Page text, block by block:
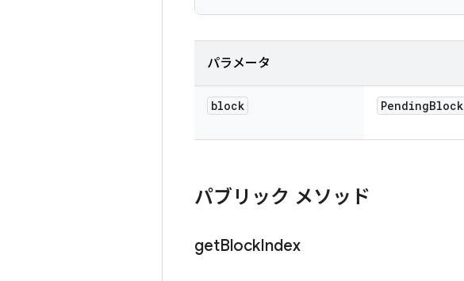
パラメータ
block PendingBlock
パブリック メソッド
getBlockIndex